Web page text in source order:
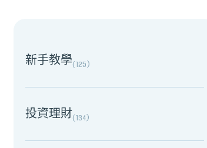
NEW EVENT
新手教學(125)
投資理財(134)